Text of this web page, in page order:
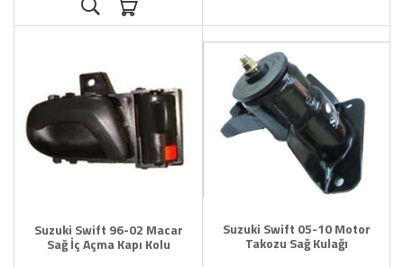
Suzuki Swift 96-02 Macar
Sağ İç Açma Kapı Kolu
Suzuki Swift 05-10 Motor
Takozu Sağ Kulağı